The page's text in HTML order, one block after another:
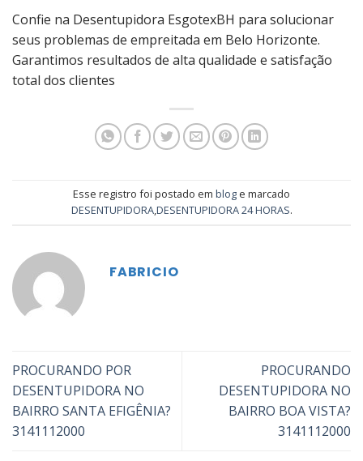
Confie na Desentupidora EsgotexBH para solucionar
seus problemas de empreitada em Belo Horizonte.
Garantimos resultados de alta qualidade e satisfação
total dos clientes
Esse registro foi postado em blog e marcado
DESENTUPIDORA,DESENTUPIDORA 24 HORAS.
FABRICIO
PROCURANDO POR
DESENTUPIDORA NO
BAIRRO SANTA EFIGÊNIA?
3141112000
PROCURANDO
DESENTUPIDORA NO
BAIRRO BOA VISTA?
3141112000